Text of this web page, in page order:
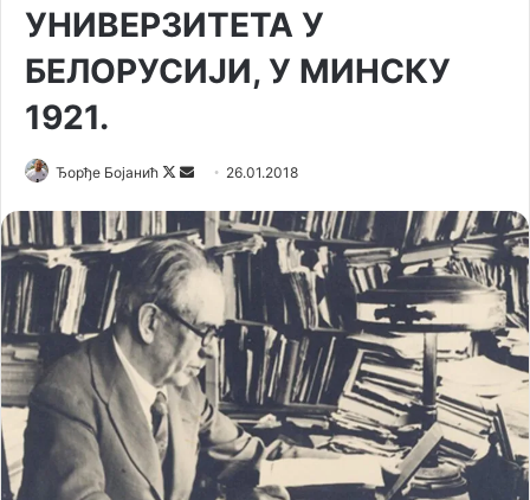
УНИВЕРЗИТЕТА У
БЕЛОРУСИЈИ, У МИНСКУ
1921.
Ђорђе Бојанић
F
l
l
o
w
o
n
X
n
d
n
e
m
i
l
26.01.2018